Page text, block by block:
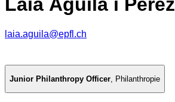
Laia Águila i Pérez
laia.aguila@epfl.ch
Junior Philanthropy Officer, Philanthropie